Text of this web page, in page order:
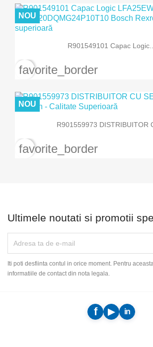
R901549101 Capac
NOU
favorite_border
R901559973 DISTRIBUITOR
NOU
favorite_border
Ultimele noutati si promotii
Iti poti desfiinta contul in orice moment. Pentru
informatiile de contact din nota legala.